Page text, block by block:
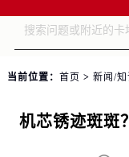
当前位置： 首页 > 新闻/
机芯锈迹斑斑